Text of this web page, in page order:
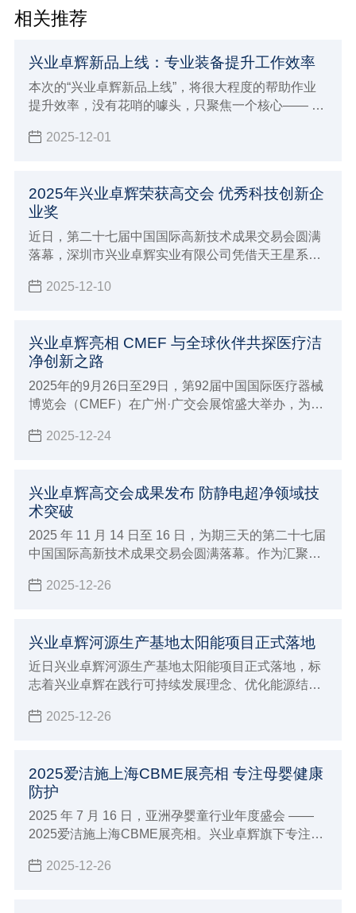
相关推荐
兴业卓辉新品上线：专业装备提升工作效率
本次的“兴业卓辉新品上线”，将很大程度的帮助作业
提升效率，​没有花哨的噱头，只聚焦一个核心—— 助
题。空调作业服、离子风机系列、高端净化服三款产
把 “省心” 变成了可感知的安全与舒适。
2025-12-01
2025年兴业卓辉荣获高交会 优秀科技创新企
业奖
近日，第二十七届中国国际高新技术成果交易会圆满
落幕，深圳市兴业卓辉实业有限公司凭借天王星系列
颖而出，兴业卓辉在2025年成功斩获 “优秀科技创新
2025-12-10
兴业卓辉亮相 CMEF 与全球伙伴共探医疗洁
净创新之路
2025年的9月26日至29日，第92届中国国际医疗器械
博览会（CMEF）在广州·广交会展馆盛大举办，为大
创新之路。
2025-12-24
兴业卓辉高交会成果发布 防静电超净领域技
术突破
2025 年 11 月 14 日至 16 日，为期三天的第二十七届
中国国际高新技术成果交易会圆满落幕。作为汇聚全
司携多款新品与专业解决方案精彩亮相，向业界充分
2025-12-26
兴业卓辉河源生产基地太阳能项目正式落地
近日兴业卓辉河源生产基地太阳能项目正式落地，标
志着兴业卓辉在践行可持续发展理念、优化能源结构
劲动力。
2025-12-26
2025爱洁施上海CBME展亮相 专注母婴健康
防护
2025 年 7 月 16 日，亚洲孕婴童行业年度盛会 ——
2025爱洁施上海CBME展亮相。兴业卓辉旗下专注母
品与行业前沿理念，与全球 4300 + 品牌共赴这场
2025-12-26